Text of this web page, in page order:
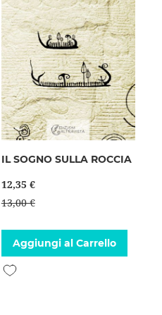
IL SOGNO SULLA ROCCIA
12,35 €
13,00 €
Aggiungi al Carrello
Aggiungi alla lista desideri